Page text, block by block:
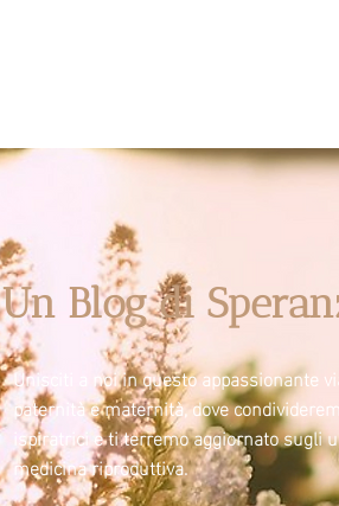
Un Blog di
Unisciti a noi in questo appassionante
paternità e maternità, dove
ispiratrici e ti terremo aggiornato sugli
medicina riproduttiva.